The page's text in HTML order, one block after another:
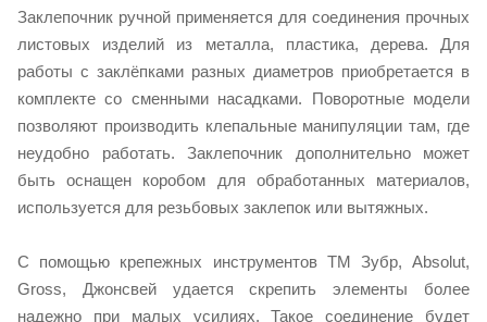
Заклепочник ручной применяется для соединения прочных
листовых изделий из металла, пластика, дерева. Для
работы с заклёпками разных диаметров приобретается в
комплекте со сменными насадками. Поворотные модели
позволяют производить клепальные манипуляции там, где
неудобно работать. Заклепочник дополнительно может
быть оснащен коробом для обработанных материалов,
используется для резьбовых заклепок или вытяжных.
С помощью крепежных инструментов ТМ Зубр, Absolut,
Gross, Джонсвей удается скрепить элементы более
надежно при малых усилиях. Такое соединение будет